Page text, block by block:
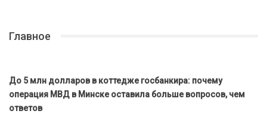
Главное
До 5 млн долларов в коттедже госбанкира: почему
операция МВД в Минске оставила больше вопросов, чем
ответов